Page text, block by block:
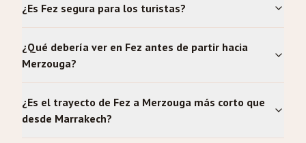
¿Es Fez segura para los turistas?
¿Qué debería ver en Fez antes de partir hacia
Merzouga?
¿Es el trayecto de Fez a Merzouga más corto que
desde Marrakech?